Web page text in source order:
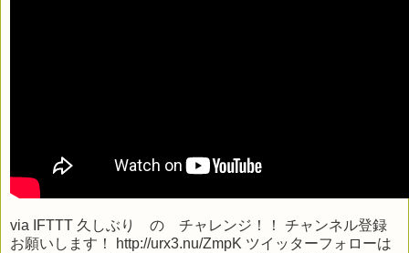
via IFTTT 久しぶり の チャレンジ！！ チャンネル登録
お願いします！ http://urx3.nu/ZmpK ツイッターフォローは